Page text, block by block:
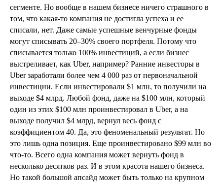
сегменте. Но вообще в нашем бизнесе ничего страшного в
том, что какая-то компания не достигла успеха и ее
списали, нет. Даже самые успешные венчурные фонды
могут списывать 20–30% своего портфеля. Потому что
списывается только 100% инвестиций, а если бизнес
выстреливает, как Uber, например? Ранние инвесторы в
Uber заработали более чем 4 000 раз от первоначальной
инвестиции. Если инвестировали $1 млн, то получили на
выходе $4 млрд. Любой фонд, даже на $100 млн, который
один из этих $100 млн проинвестировал в Uber, а на
выходе получил $4 млрд, вернул весь фонд с
коэффициентом 40. Да, это феноменальный результат. Но
это лишь одна позиция. Еще проинвестировано $99 млн во
что-то. Всего одна компания может вернуть фонд в
несколько десятков раз. И в этом красота нашего бизнеса.
Но такой большой апсайд может быть только на крупном